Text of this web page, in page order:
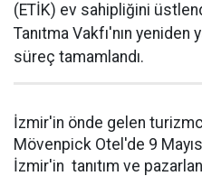
(ETİK) ev sahipliğini
Tanıtma Vakfı'nın yeniden
süreç tamamlandı.
İzmir'in önde gelen
Mövenpick Otel'de 9
İzmir'in tanıtım ve